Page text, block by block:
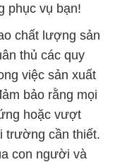
phục vụ bạn!
chất lượng sản
thủ các quy
việc sản xuất
bảo rằng mọi
hoặc vượt
trường cần thiết.
con người và